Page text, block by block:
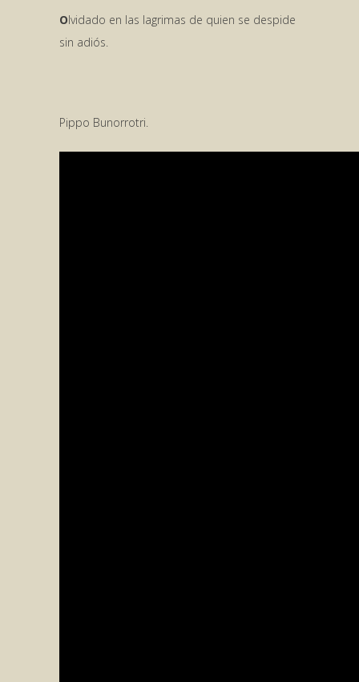
Olvidado en las lagrimas de quien se despide
sin adiós.
Pippo Bunorrotri.